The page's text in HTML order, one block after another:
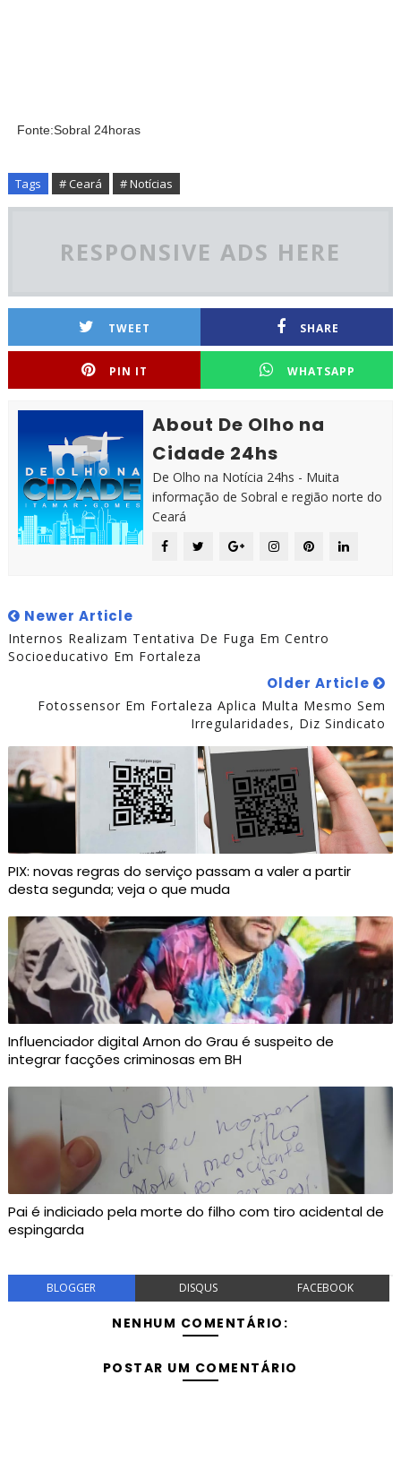
Fonte:Sobral 24horas
Tags # Ceará # Notícias
RESPONSIVE ADS HERE
TWEET SHARE
PIN IT WHATSAPP
About De Olho na
Cidade 24hs
De Olho na Notícia 24hs - Muita
informação de Sobral e região norte do
Ceará
Newer Article
Internos Realizam Tentativa De Fuga Em Centro
Socioeducativo Em Fortaleza
Older Article
Fotossensor Em Fortaleza Aplica Multa Mesmo Sem
Irregularidades, Diz Sindicato
PIX: novas regras do serviço passam a valer a partir
desta segunda; veja o que muda
Influenciador digital Arnon do Grau é suspeito de
integrar facções criminosas em BH
Pai é indiciado pela morte do filho com tiro acidental de
espingarda
BLOGGER DISQUS FACEBOOK
NENHUM COMENTÁRIO:
POSTAR UM COMENTÁRIO